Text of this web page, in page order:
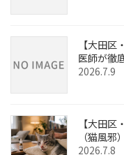
【大田
医師が徹
2026.7.9
【大田
（猫風
2026.7.8